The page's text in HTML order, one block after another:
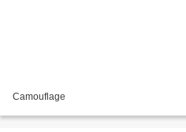
Camouflage